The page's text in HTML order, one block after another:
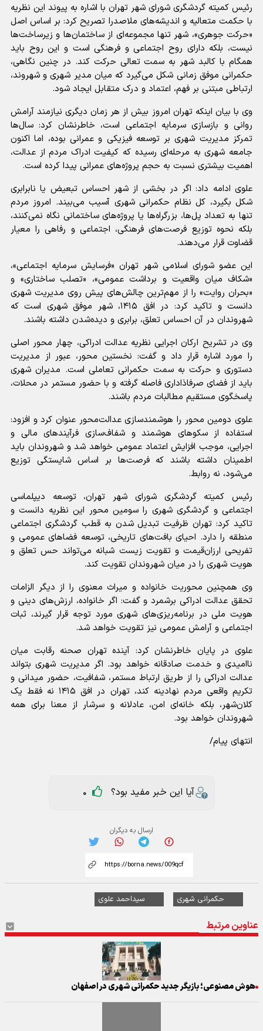
رئیس کمیته گردشگری شورای شهر تهران با اشاره به پیوند این نظریه
با حکمت متعالیه و اندیشه‌های ملاصدرا تصریح کرد: بر اساس اصل
«حرکت جوهری»، شهر تنها مجموعه‌ای از ساختمان‌ها و زیرساخت‌ها
نیست، بلکه دارای روح اجتماعی و فرهنگی است و این روح باید
همگام با کالبد شهر به سمت تعالی حرکت کند. در چنین نگاهی،
حکمرانی موفق زمانی شکل می‌گیرد که میان مدیر شهری و شهروند،
ارتباطی مبتنی بر فهم، اعتماد و درک متقابل ایجاد شود.
وی با بیان اینکه تهران امروز بیش از هر زمان دیگری نیازمند آرامش
روانی و بازسازی سرمایه اجتماعی است، خاطرنشان کرد: سال‌ها
تمرکز مدیریت شهری بر توسعه فیزیکی و عمرانی بوده، اما اکنون
جامعه شهری به مرحله‌ای رسیده که کیفیت ادراک مردم از عدالت،
اهمیت بیشتری نسبت به حجم پروژه‌های عمرانی پیدا کرده است.
علوی ادامه داد: اگر در بخشی از شهر احساس تبعیض یا نابرابری
شکل بگیرد، کل نظام حکمرانی شهری آسیب می‌بیند. امروز مردم
تنها به تعداد پل‌ها، بزرگراه‌ها یا پروژه‌های ساختمانی نگاه نمی‌کنند،
بلکه نحوه توزیع فرصت‌های فرهنگی، اجتماعی و رفاهی را معیار
قضاوت قرار می‌دهند.
این عضو شورای اسلامی شهر تهران «فرسایش سرمایه اجتماعی»،
«شکاف میان واقعیت و برداشت عمومی»، «تصلب ساختاری» و
«بحران روایت» را از مهم‌ترین چالش‌های پیش روی مدیریت شهری
دانست و تاکید کرد: در افق ۱۴۱۵، شهر موفق شهری است که
شهروندان در آن احساس تعلق، برابری و دیده‌شدن داشته باشند.
وی در تشریح ارکان اجرایی نظریه عدالت ادراکی، چهار محور اصلی
را مورد اشاره قرار داد و گفت: نخستین محور، عبور از مدیریت
دستوری و حرکت به سمت حکمرانی تعاملی است. مدیران شهری
باید از فضای صرفاذاداری فاصله گرفته و با حضور مستمر در محلات،
پاسخگوی مستقیم مطالبات مردم باشند.
علوی دومین محور را هوشمندسازی عدالت‌محور عنوان کرد و افزود:
استفاده از سکوهای هوشمند و شفاف‌سازی فرآیندهای مالی و
اجرایی، موجب افزایش اعتماد عمومی خواهد شد و شهروندان باید
اطمینان داشته باشند که فرصت‌ها بر اساس شایستگی توزیع
می‌شود، نه روابط.
رئیس کمیته گردشگری شورای شهر تهران، توسعه دیپلماسی
اجتماعی و گردشگری شهری را سومین محور این نظریه دانست و
تاکید کرد: تهران ظرفیت تبدیل شدن به قطب گردشگری اجتماعی
منطقه را دارد. احیای بافت‌های تاریخی، توسعه فضاهای عمومی و
تفریحی ارزان‌قیمت و تقویت زیست شبانه می‌تواند حس تعلق و
هویت شهری را در میان شهروندان تقویت کند.
وی همچنین محوریت خانواده و میراث معنوی را از دیگر الزامات
تحقق عدالت ادراکی برشمرد و گفت: اگر خانواده، ارزش‌های دینی و
هویت ملی در برنامه‌ریزی‌های شهری مورد توجه قرار گیرند، ثبات
اجتماعی و آرامش عمومی نیز تقویت خواهد شد.
علوی در پایان خاطرنشان کرد: آینده تهران صحنه رقابت میان
ناامیدی و خدمت صادقانه خواهد بود. اگر مدیریت شهری بتواند
عدالت ادراکی را از طریق ارتباط مستمر، شفافیت، حضور میدانی و
تکریم واقعی مردم نهادینه کند، تهران در افق ۱۴۱۵ نه فقط یک
کلان‌شهر، بلکه خانه‌ای امن، عادلانه و سرشار از معنا برای همه
شهروندان خواهد بود.
انتهای پیام/
آیا این خبر مفید بود؟ 0
ارسال به دیگران
حکمرانی شهری سیداحمد علوی
عناوین مرتبط
هوش مصنوعی؛ بازیگر جدید حکمرانی شهری در اصفهان